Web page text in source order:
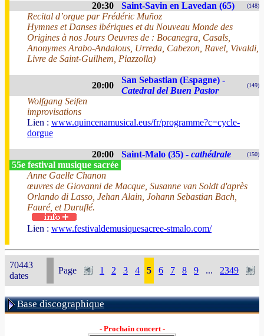
20:30 Saint-Savin en Lavedan (65) (148)
Recital d’orgue par Frédéric Muñoz
Hymnes et Danses ibériques et du Nouveau Monde des
Origines à nos Jours Oeuvres de : Bocanegra, Casals,
Anonymes Arabo-Andalous, Urreda, Cabezon, Ravel, Vivaldi,
Livre de Saint-Guilhem, Piazzolla)
20:00
San Sebastian (Espagne) -
Catedral del Buen Pastor
(149)
Wolfgang Seifen
improvisations
Lien : www.quincenamusical.eus/fr/programme?c=cycle-
dorgue
20:00 Saint-Malo (35) - cathédrale (150)
55e festival musique sacrée
Anne Gaelle Chanon
œuvres de Giovanni de Macque, Susanne van Soldt d'après
Orlando di Lasso, Jehan Alain, Johann Sebastian Bach,
Fauré, et Duruflé.
Lien : www.festivaldemusiquesacree-stmalo.com/
70443
dates
Page 1 2 3 4 5 6 7 8 9 ... 2349
Base discographique
- Prochain concert -